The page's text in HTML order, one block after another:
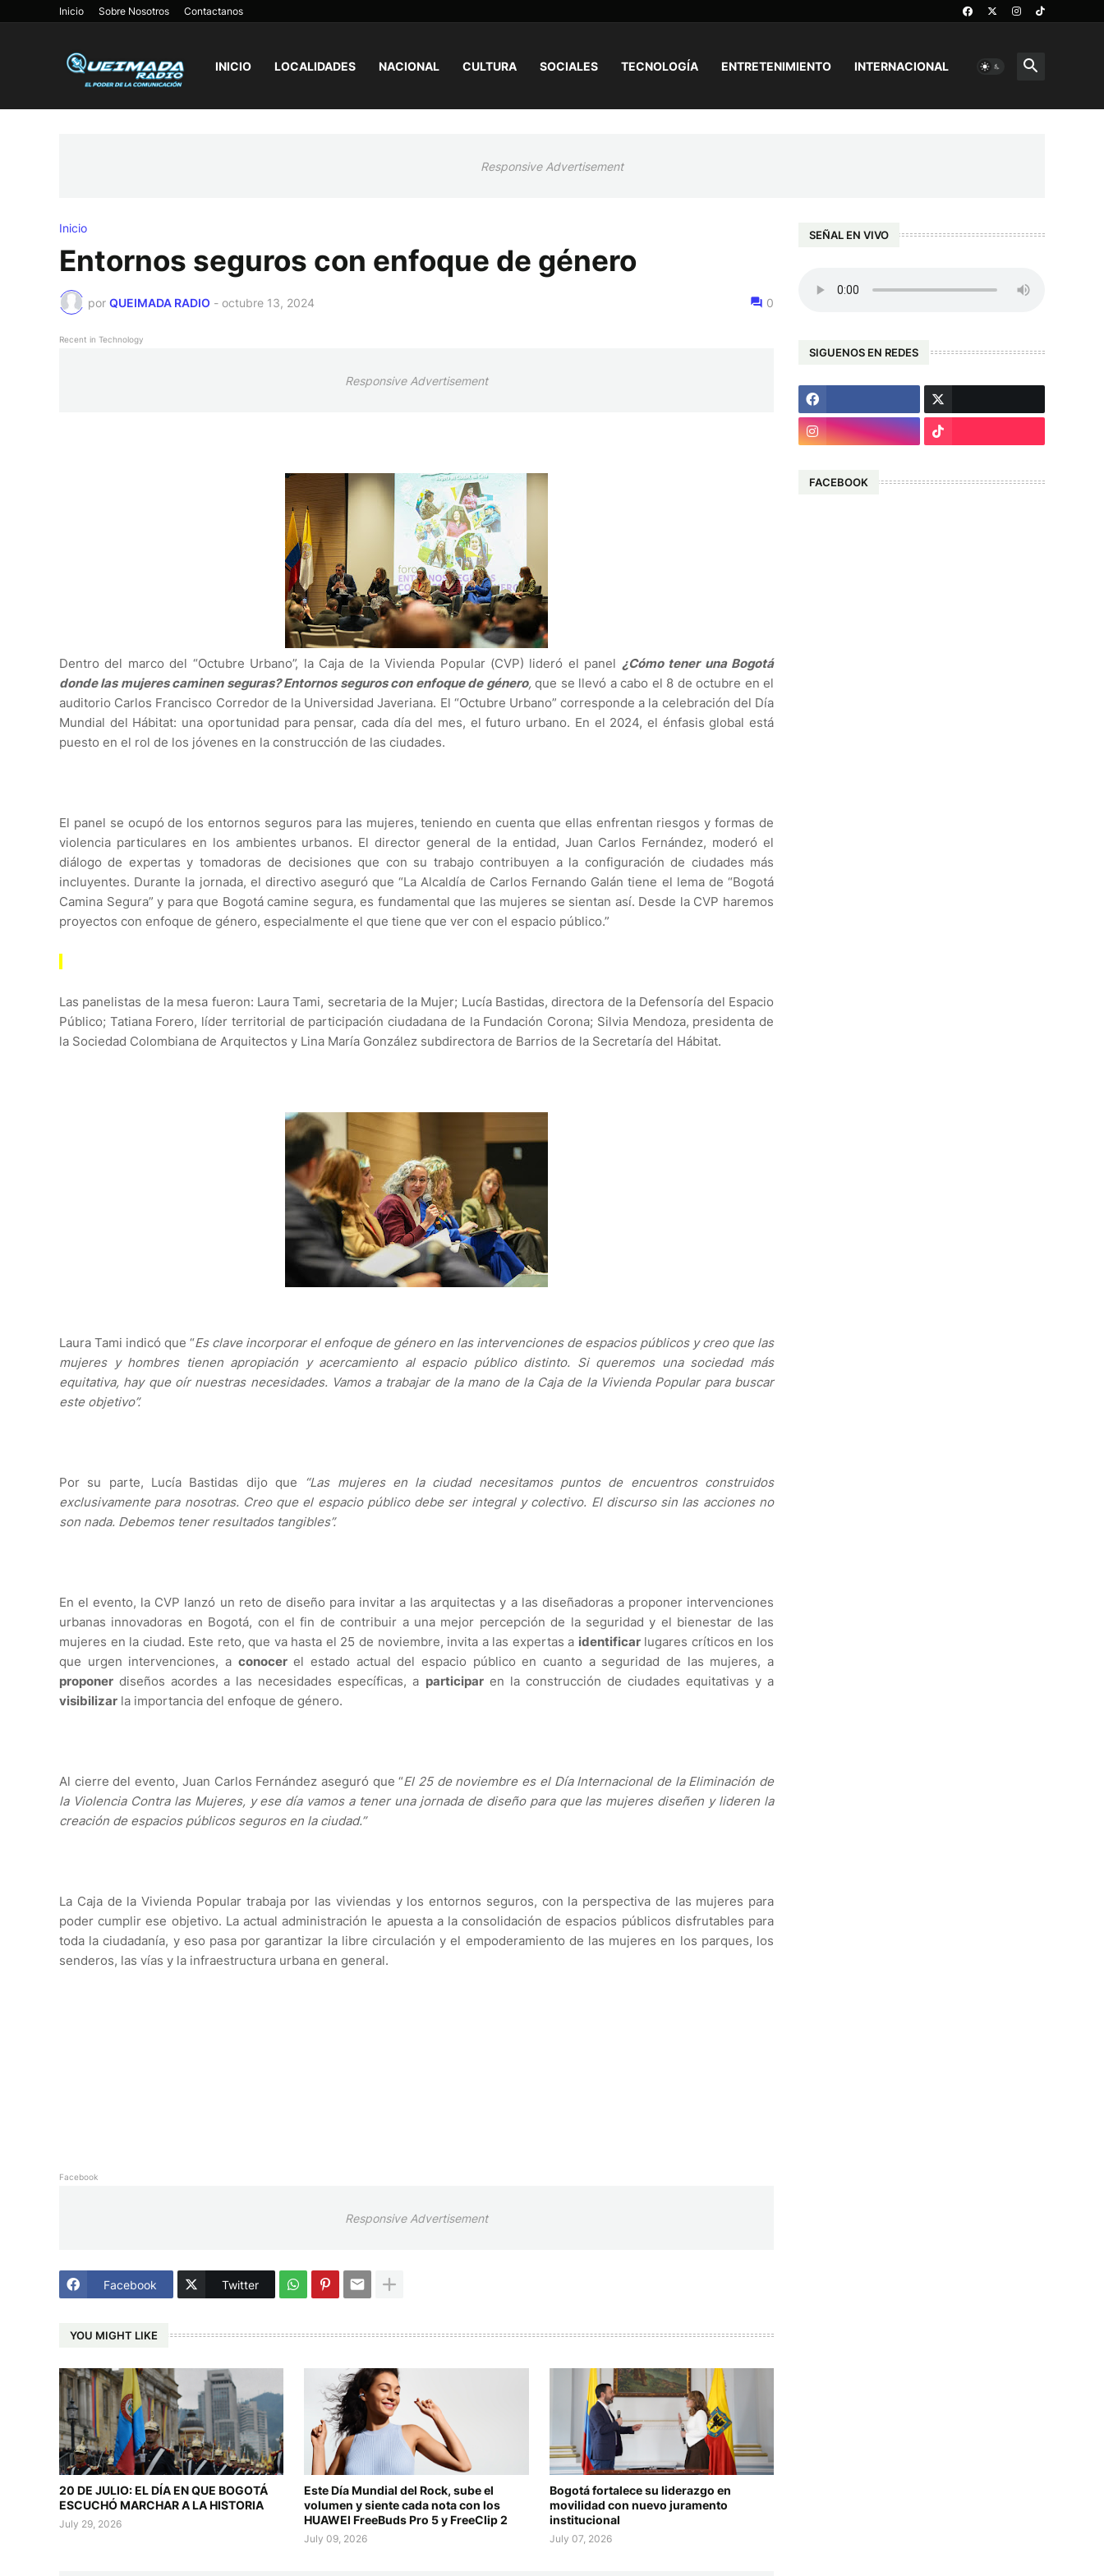
Inicio Sobre Nosotros Contactanos
INICIO LOCALIDADES NACIONAL CULTURA SOCIALES TECNOLOGÍA ENTRETENIMIENTO INTERNACIONAL
Responsive Advertisement
Inicio
Entornos seguros con enfoque de género
por QUEIMADA RADIO - octubre 13, 2024 0
Recent in Technology
Responsive Advertisement
Dentro del marco del “Octubre Urbano”, la Caja de la Vivienda Popular (CVP) lideró el panel ¿Cómo tener una Bogotá
donde las mujeres caminen seguras? Entornos seguros con enfoque de género,que se llevó a cabo el 8 de octubre en el
auditorio Carlos Francisco Corredor de la Universidad Javeriana. El “Octubre Urbano” corresponde a la celebración del Día
Mundial del Hábitat: una oportunidad para pensar, cada día del mes, el futuro urbano. En el 2024, el énfasis global está
puesto en el rol de los jóvenes en la construcción de las ciudades.
El panel se ocupó de los entornos seguros para las mujeres, teniendo en cuenta que ellas enfrentan riesgos y formas de
violencia particulares en los ambientes urbanos. El director general de la entidad, Juan Carlos Fernández, moderó el
diálogo de expertas y tomadoras de decisiones que con su trabajo contribuyen a la configuración de ciudades más
incluyentes. Durante la jornada, el directivo aseguró que “La Alcaldía de Carlos Fernando Galán tiene el lema de “Bogotá
Camina Segura” y para que Bogotá camine segura, es fundamental que las mujeres se sientan así. Desde la CVP haremos
proyectos con enfoque de género, especialmente el que tiene que ver con el espacio público.”
Las panelistas de la mesa fueron: Laura Tami, secretaria de la Mujer; Lucía Bastidas, directora de la Defensoría del Espacio
Público; Tatiana Forero, líder territorial de participación ciudadana de la Fundación Corona; Silvia Mendoza, presidenta de
la Sociedad Colombiana de Arquitectos y Lina María González subdirectora de Barrios de la Secretaría del Hábitat.
Laura Tami indicó que “Es clave incorporar el enfoque de género en las intervenciones de espacios públicos y creo que las
mujeres y hombres tienen apropiación y acercamiento al espacio público distinto. Si queremos una sociedad más
equitativa, hay que oír nuestras necesidades. Vamos a trabajar de la mano de la Caja de la Vivienda Popular para buscar
este objetivo”.
Por su parte, Lucía Bastidas dijo que “Las mujeres en la ciudad necesitamos puntos de encuentros construidos
exclusivamente para nosotras. Creo que el espacio público debe ser integral y colectivo. El discurso sin las acciones no
son nada. Debemos tener resultados tangibles”.
En el evento, la CVP lanzó un reto de diseño para invitar a las arquitectas y a las diseñadoras a proponer intervenciones
urbanas innovadoras en Bogotá, con el fin de contribuir a una mejor percepción de la seguridad y el bienestar de las
mujeres en la ciudad. Este reto, que va hasta el 25 de noviembre, invita a las expertas a identificarlugares críticos en los
que urgen intervenciones, a conocerel estado actual del espacio público en cuanto a seguridad de las mujeres, a
proponer diseños acordes a las necesidades específicas, a participaren la construcción de ciudades equitativas y a
visibilizar la importancia del enfoque de género.
Al cierre del evento, Juan Carlos Fernández aseguró que“El 25 de noviembre es el Día Internacional de la Eliminación de
la Violencia Contra las Mujeres, y ese día vamos a tener una jornada de diseño para que las mujeres diseñen y lideren la
creación de espacios públicos seguros en la ciudad.”
La Caja de la Vivienda Popular trabaja por las viviendas y los entornos seguros, con la perspectiva de las mujeres para
poder cumplir ese objetivo. La actual administración le apuesta a la consolidación de espacios públicos disfrutables para
toda la ciudadanía, y eso pasa por garantizar la libre circulación y el empoderamiento de las mujeres en los parques, los
senderos, las vías y la infraestructura urbana en general.
Facebook
Responsive Advertisement
Facebook Twitter
YOU MIGHT LIKE
20 DE JULIO: EL DÍA EN QUE BOGOTÁ
ESCUCHÓ MARCHAR A LA HISTORIA
July 29, 2026
Este Día Mundial del Rock, sube el
volumen y siente cada nota con los
HUAWEI FreeBuds Pro 5 y FreeClip 2
July 09, 2026
Bogotá fortalece su liderazgo en
movilidad con nuevo juramento
institucional
July 07, 2026
SEÑAL EN VIVO
SIGUENOS EN REDES
FACEBOOK